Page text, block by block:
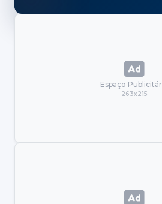
Espaço
263x215